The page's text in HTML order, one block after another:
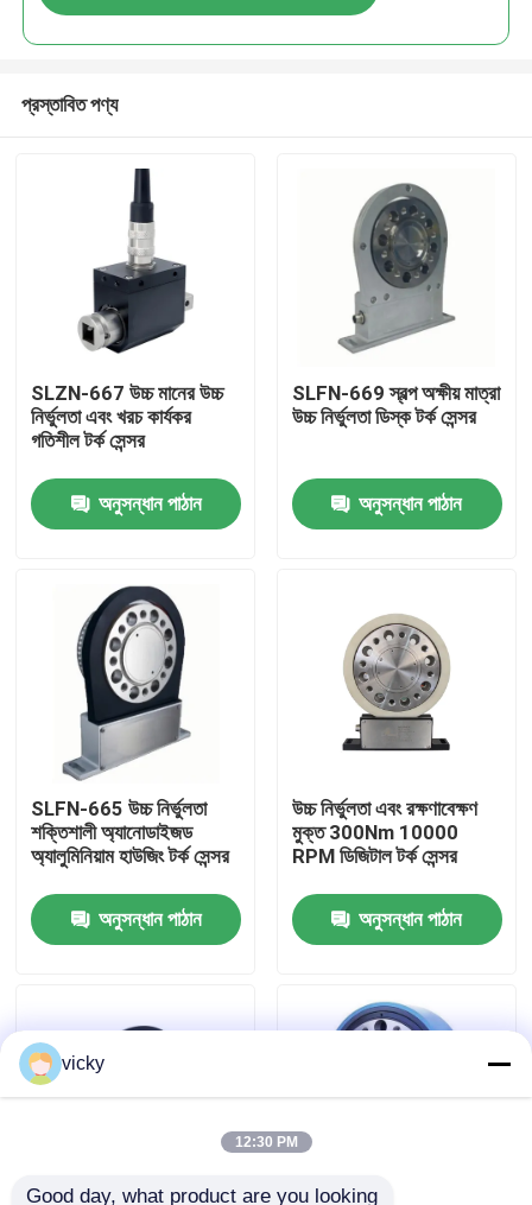
আমাদের সম্বন্ধে
কারখানা ভ্রমণ
গুণগত মান নিয়ন্ত্রণ
যোগাযোগ করুন
মামলা
হাই স্পিড ডায়নামিটার
প্রস্তাবিত পণ্য
SLZN-667 উচ্চ মানের উচ্চ
নির্ভুলতা এবং খরচ কার্যকর
গতিশীল টর্ক সেন্সর
অনুসন্ধান পাঠান
SLFN-669 স্বল্প অক্ষীয় মাত্রা
উচ্চ নির্ভুলতা ডিস্ক টর্ক সেন্সর
অনুসন্ধান পাঠান
SLFN-665 উচ্চ নির্ভুলতা
শক্তিশালী অ্যানোডাইজড
অ্যালুমিনিয়াম হাউজিং টর্ক সেন্সর
অনুসন্ধান পাঠান
উচ্চ নির্ভুলতা এবং রক্ষণাবেক্ষণ
মুক্ত 300Nm 10000
RPM ডিজিটাল টর্ক সেন্সর
অনুসন্ধান পাঠান
vicky
12:30 PM
Good day, what product are you looking